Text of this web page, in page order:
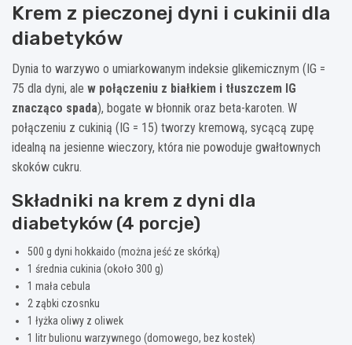
Krem z pieczonej dyni i cukinii dla
diabetyków
Dynia to warzywo o umiarkowanym indeksie glikemicznym (IG =
75 dla dyni, ale w połączeniu z białkiem i tłuszczem IG
znacząco spada), bogate w błonnik oraz beta-karoten. W
połączeniu z cukinią (IG = 15) tworzy kremową, sycącą zupę
idealną na jesienne wieczory, która nie powoduje gwałtownych
skoków cukru.
Składniki na krem z dyni dla
diabetyków (4 porcje)
500 g dyni hokkaido (można jeść ze skórką)
1 średnia cukinia (około 300 g)
1 mała cebula
2 ząbki czosnku
1 łyżka oliwy z oliwek
1 litr bulionu warzywnego (domowego, bez kostek)